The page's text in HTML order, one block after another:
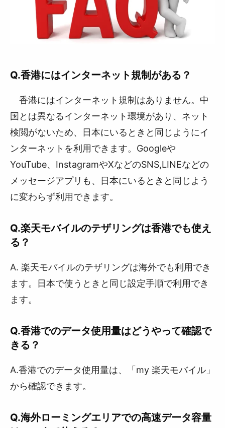
Q.香港にはインターネット規制がある？
香港にはインターネット規制はありません。中
国とは異なるインターネット環境があり、ネット
検閲がないため、日本にいるときと同じようにイ
ンターネットを利用できます。Googleや
YouTube、InstagramやXなどのSNS,LINEなどの
メッセージアプリも、日本にいるときと同じよう
に変わらず利用できます。
Q.楽天モバイルのテザリングは香港でも使え
る？
A. 楽天モバイルのテザリングは海外でも利用でき
ます。日本で使うときと同じ設定手順で利用でき
ます。
Q.香港でのデータ使用量はどうやって確認で
きる？
A.香港でのデータ使用量は、「my 楽天モバイル」
から確認できます。
Q.海外ローミングエリアでの高速データ容量